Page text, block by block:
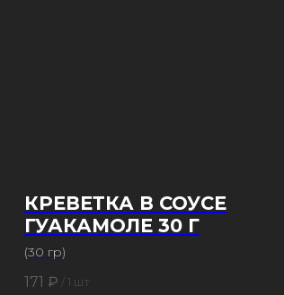
КРЕВЕТКА В СОУСЕ
ГУАКАМОЛЕ 30 Г
(30 гр)
171 ₽ / 1 шт